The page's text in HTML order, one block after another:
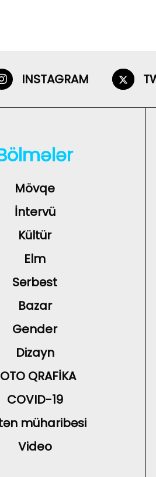
INSTAGRAM
Mövqe
İntervü
Kültür
Elm
Sərbəst
Bazar
Gender
Dizayn
QRAFİKA
COVID-19
müharibəsi
Video